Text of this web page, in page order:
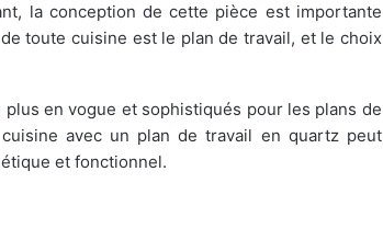
la conception de cette pièce est importante
toute cuisine est le plan de travail, et le choix
en vogue et sophistiqués pour les plans de
avec un plan de travail en quartz peut
et fonctionnel.